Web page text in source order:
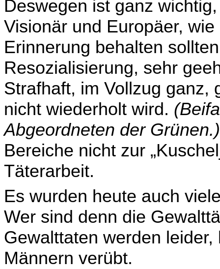
Deswegen ist ganz
Vi­sionär und Europäer,
Erinnerung behalten
Resozialisierung, sehr
Strafhaft, im Vollzug ganz,
nicht wiederholt wird.
Abgeordneten der Grünen.)
Bereiche nicht zur
Täterarbeit.
Es wurden heute auch
Wer sind denn die
Gewalttaten werden
Männern verübt.